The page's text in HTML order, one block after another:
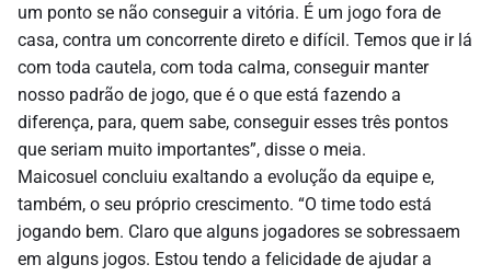
um ponto se não conseguir a vitória. É um jogo fora de
casa, contra um concorrente direto e difícil. Temos que ir lá
com toda cautela, com toda calma, conseguir manter
nosso padrão de jogo, que é o que está fazendo a
diferença, para, quem sabe, conseguir esses três pontos
que seriam muito importantes”, disse o meia.
Maicosuel concluiu exaltando a evolução da equipe e,
também, o seu próprio crescimento. “O time todo está
jogando bem. Claro que alguns jogadores se sobressaem
em alguns jogos. Estou tendo a felicidade de ajudar a